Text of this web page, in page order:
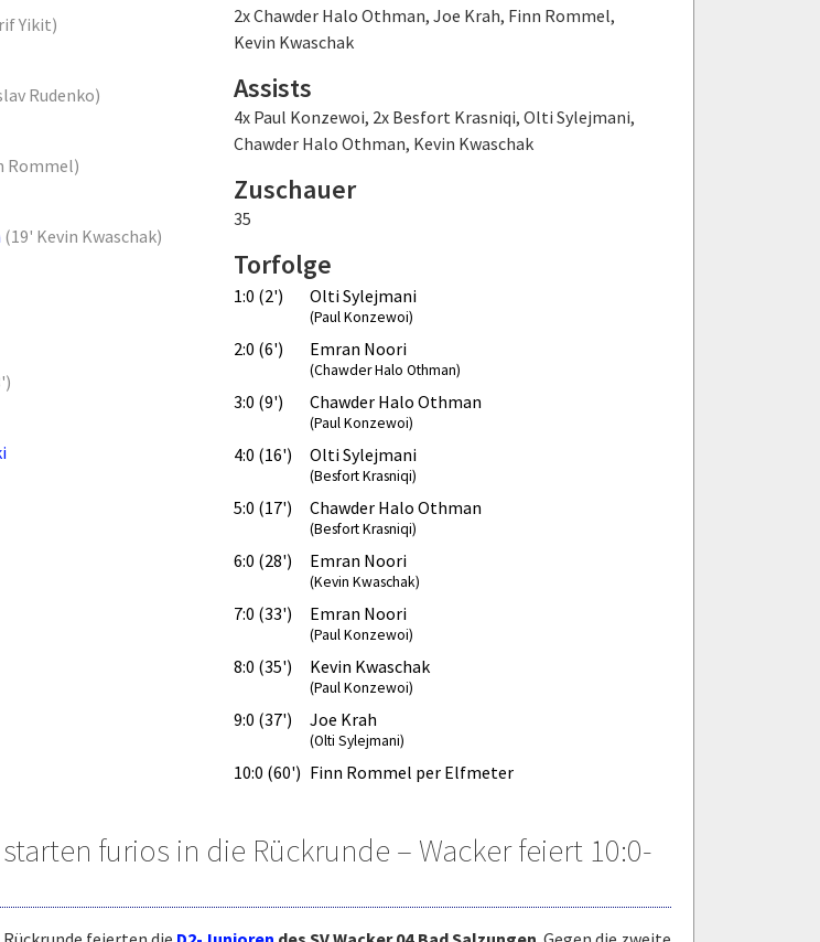
Yikit)
Rudenko)
Rommel)
(19' Kevin Kwaschak)
2x Chawder Halo Othman, Joe Krah, Finn Rommel,
Kevin Kwaschak
Assists
4x Paul Konzewoi, 2x Besfort Krasniqi, Olti Sylejmani,
Chawder Halo Othman, Kevin Kwaschak
Zuschauer
35
Torfolge
1:0 (2') Olti Sylejmani
(Paul Konzewoi)
2:0 (6') Emran Noori
(Chawder Halo Othman)
3:0 (9') Chawder Halo Othman
(Paul Konzewoi)
4:0 (16') Olti Sylejmani
(Besfort Krasniqi)
5:0 (17') Chawder Halo Othman
(Besfort Krasniqi)
6:0 (28') Emran Noori
(Kevin Kwaschak)
7:0 (33') Emran Noori
(Paul Konzewoi)
8:0 (35') Kevin Kwaschak
(Paul Konzewoi)
9:0 (37') Joe Krah
(Olti Sylejmani)
10:0 (60') Finn Rommel per Elfmeter
furios in die Rückrunde – Wacker feiert 10:0-